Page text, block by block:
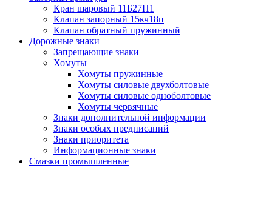
Кран шаровый 11Б27П1
Клапан запорный 15кч18п
Клапан обратный пружинный
Дорожные знаки
Запрещающие знаки
Хомуты
Хомуты пружинные
Хомуты силовые двухболтовые
Хомуты силовые одноболтовые
Хомуты червячные
Знаки дополнительной информации
Знаки особых предписаний
Знаки приоритета
Информационные знаки
Смазки промышленные